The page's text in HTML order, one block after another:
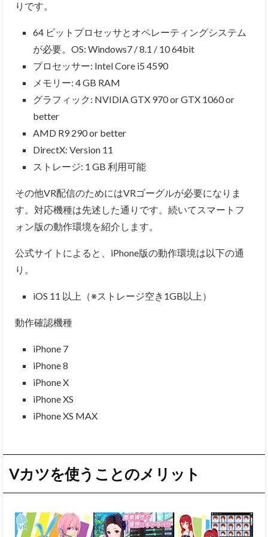
りです。
64 ビットプロセッサとオペレーティングシステム
が必要。OS: Windows7 / 8.1 / 10 64bit
プロセッサー: Intel Core i5 4590
メモリー: 4 GB RAM
グラフィック: NVIDIA GTX 970 or GTX 1060 or
better
AMD R9 290 or better
DirectX: Version 11
ストレージ: 1 GB 利用可能
その他VR配信のためにはVRゴーグルが必要になりま
す。対応機種は先述した通りです。 続いてスマートフ
ォン版の動作環境を紹介します。
公式サイトによると、iPhone版の動作環境は以下の通
り。
iOS 11 以上（※ストレージ空き1GB以上）
動作確認機種
iPhone 7
iPhone 8
iPhone X
iPhone XS
iPhone XS MAX
Vカツを使うことのメリット